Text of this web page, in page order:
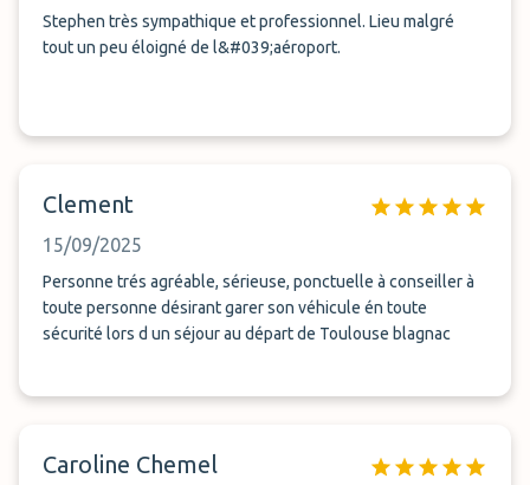
Stephen très sympathique et professionnel. Lieu malgré
tout un peu éloigné de l&#039;aéroport.
Clement
15/09/2025
Personne trés agréable, sérieuse, ponctuelle à conseiller à
toute personne désirant garer son véhicule én toute
sécurité lors d un séjour au départ de Toulouse blagnac
Caroline Chemel